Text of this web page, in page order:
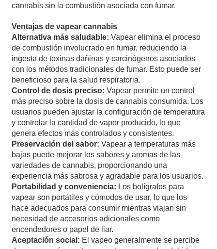
cannabis sin la combustión asociada con fumar.
Ventajas de vapear cannabis
Alternativa más saludable:Vapear elimina el proceso
de combustión involucrado en fumar, reduciendo la
ingesta de toxinas dañinas y carcinógenos asociados
con los métodos tradicionales de fumar. Esto puede ser
beneficioso para la salud respiratoria.
Control de dosis preciso:Vapear permite un control
más preciso sobre la dosis de cannabis consumida. Los
usuarios pueden ajustar la configuración de temperatura
y controlar la cantidad de vapor producido, lo que
genera efectos más controlados y consistentes.
Preservación del sabor:Vapear a temperaturas más
bajas puede mejorar los sabores y aromas de las
variedades de cannabis, proporcionando una
experiencia más sabrosa y agradable para los usuarios.
Portabilidad y conveniencia: Los bolígrafos para
vapear son portátiles y cómodos de usar, lo que los
hace adecuados para consumir mientras viajan sin
necesidad de accesorios adicionales como
encendedores o papel de liar.
Aceptación social: El vapeo generalmente se percibe